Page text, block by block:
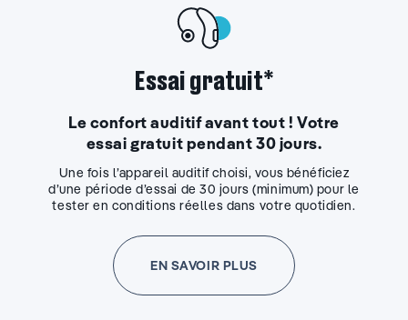
Essai gratuit*
Le confort auditif avant tout ! Votre
essai gratuit pendant 30 jours.
Une fois l’appareil auditif choisi, vous bénéficiez
d’une période d’essai de 30 jours (minimum) pour le
tester en conditions réelles dans votre quotidien.
EN SAVOIR PLUS